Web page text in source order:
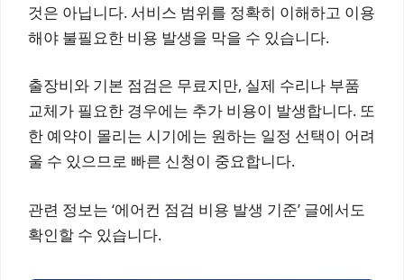
것은 아닙니다. 서비스 범위를 정확히 이해하고 이용
해야 불필요한 비용 발생을 막을 수 있습니다.
출장비와 기본 점검은 무료지만, 실제 수리나 부품
교체가 필요한 경우에는 추가 비용이 발생합니다. 또
한 예약이 몰리는 시기에는 원하는 일정 선택이 어려
울 수 있으므로 빠른 신청이 중요합니다.
관련 정보는 ‘에어컨 점검 비용 발생 기준’ 글에서도
확인할 수 있습니다.